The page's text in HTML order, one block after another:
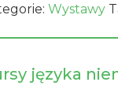
Wystawy
języka